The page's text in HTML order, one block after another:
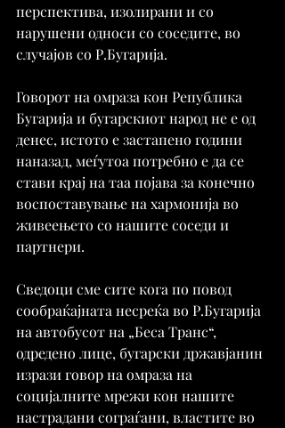
перспектива, изолирани и со
нарушени односи со соседите, во
случајов со Р.Бугарија.
Говорот на омраза кон Република
Бугарија и бугарскиот народ не е од
денес, истото е застапено години
наназад, меѓутоа потребно е да се
стави крај на таа појава за конечно
воспоставување на хармонија во
живеењето со нашите соседи и
партнери.
Сведоци сме сите кога по повод
сообраќајната несреќа во Р.Бугарија
на автобусот на „Беса Транс“,
одредено лице, бугарски државјанин
изрази говор на омраза на
социјалните мрежи кон нашите
настрадани сограѓани, властите во